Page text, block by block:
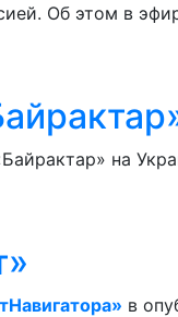
Об этом в
на
в